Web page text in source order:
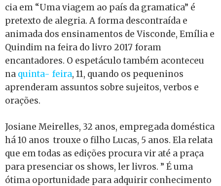
cia em “Uma viagem ao país da gramatica” é
pretexto de alegria. A forma descontraída e
animada dos ensinamentos de Visconde, Emília e
Quindim na feira do livro 2017 foram
encantadores. O espetáculo também aconteceu
na quinta- feira, 11, quando os pequeninos
aprenderam assuntos sobre sujeitos, verbos e
orações.
Josiane Meirelles, 32 anos, empregada doméstica
há 10 anos trouxe o filho Lucas, 5 anos. Ela relata
que em todas as edições procura vir até a praça
para presenciar os shows, ler livros. ” É uma
ótima oportunidade para adquirir conhecimento